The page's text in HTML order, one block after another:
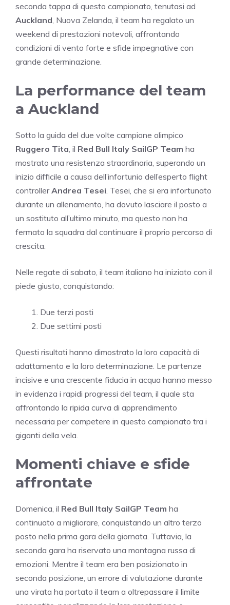
seconda tappa di questo campionato, tenutasi ad
Auckland , Nuova Zelanda, il team ha regalato un
weekend di prestazioni notevoli, affrontando
condizioni di vento forte e sfide impegnative con
grande determinazione.
La performance del team
a Auckland
Sotto la guida del due volte campione olimpico
Ruggero Tita , il Red Bull Italy SailGP Team ha
mostrato una resistenza straordinaria, superando un
inizio difficile a causa dell’infortunio dell’esperto flight
controllerAndrea Tesei . Tesei, che si era infortunato
durante un allenamento, ha dovuto lasciare il posto a
un sostituto all’ultimo minuto, ma questo non ha
fermato la squadra dal continuare il proprio percorso di
crescita.
Nelle regate di sabato, il team italiano ha iniziato con il
piede giusto, conquistando:
Due terzi posti
Due settimi posti
Questi risultati hanno dimostrato la loro capacità di
adattamento e la loro determinazione. Le partenze
incisive e una crescente fiducia in acqua hanno messo
in evidenza i rapidi progressi del team, il quale sta
affrontando la ripida curva di apprendimento
necessaria per competere in questo campionato tra i
giganti della vela.
Momenti chiave e sfide
affrontate
Domenica, il Red Bull Italy SailGP Team ha
continuato a migliorare, conquistando un altro terzo
posto nella prima gara della giornata. Tuttavia, la
seconda gara ha riservato una montagna russa di
emozioni. Mentre il team era ben posizionato in
seconda posizione, un errore di valutazione durante
una virata ha portato il team a oltrepassare il limite